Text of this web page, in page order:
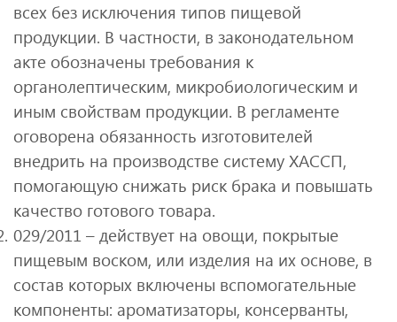
всех без исключения типов пищевой
продукции. В частности, в законодательном
акте обозначены требования к
органолептическим, микробиологическим и
иным свойствам продукции. В регламенте
оговорена обязанность изготовителей
внедрить на производстве систему ХАССП,
помогающую снижать риск брака и повышать
качество готового товара.
029/2011 – действует на овощи, покрытые
пищевым воском, или изделия на их основе, в
состав которых включены вспомогательные
компоненты: ароматизаторы, консерванты,